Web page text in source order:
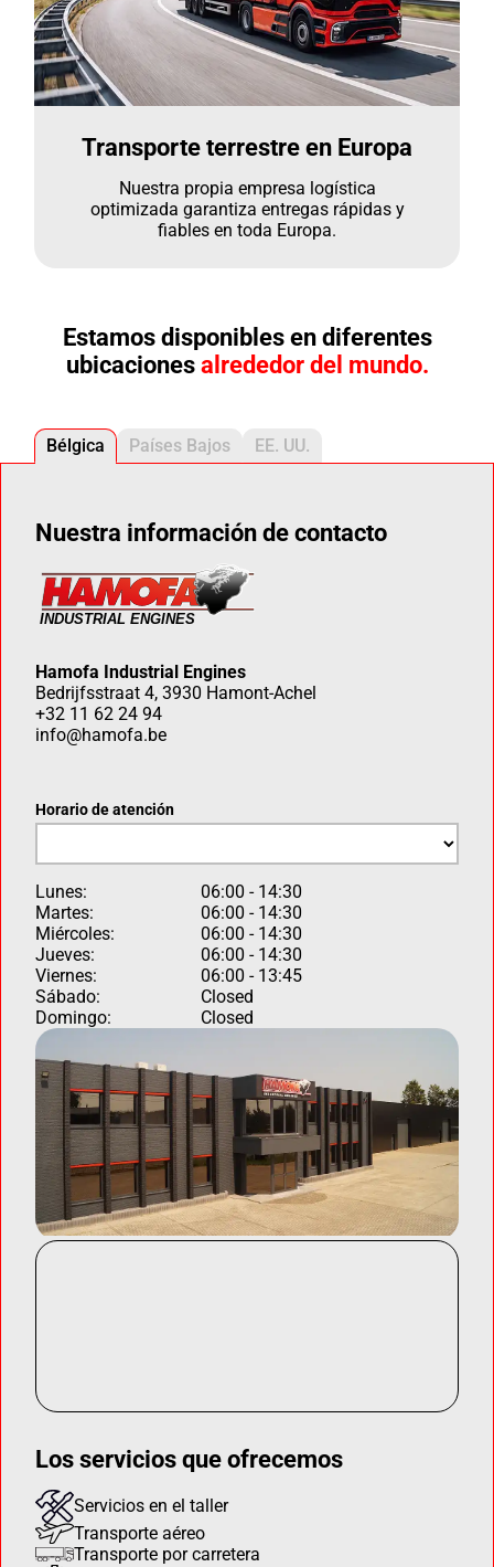
Transporte terrestre en Europa
Nuestra propia empresa logística
optimizada garantiza entregas rápidas y
fiables en toda Europa.
Estamos disponibles en diferentes
ubicaciones alrededor del mundo.
Bélgica Países Bajos EE. UU.
Nuestra información de contacto
Hamofa Industrial Engines
Bedrijfsstraat 4, 3930 Hamont-Achel
+32 11 62 24 94
info@hamofa.be
Horario de atención
Lunes:
06:00 - 14:30
Martes:
06:00 - 14:30
Miércoles:
06:00 - 14:30
Jueves:
06:00 - 14:30
Viernes:
06:00 - 13:45
Sábado:
Closed
Domingo:
Closed
Los servicios que ofrecemos
Servicios en el taller
Transporte aéreo
Transporte por carretera